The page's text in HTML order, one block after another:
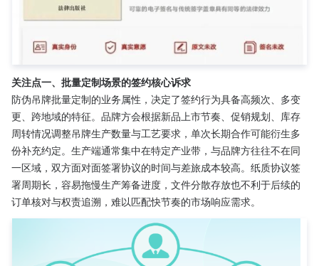
关注点一、批量定制场景的签约核心诉求
防伪吊牌批量定制的业务属性，决定了签约行为具备高频次、多变
更、跨地域的特征。品牌方会根据新品上市节奏、促销规划、库存
周转情况调整吊牌生产数量与工艺要求，单次长期合作可能衍生多
份补充约定。生产端通常集中在特定产业带，与品牌方往往不在同
一区域，双方面对面签署协议的时间与差旅成本较高。纸质协议签
署周期长，容易拖慢生产筹备进度，文件分散存放也不利于后续的
订单核对与权责追溯，难以匹配快节奏的市场响应需求。